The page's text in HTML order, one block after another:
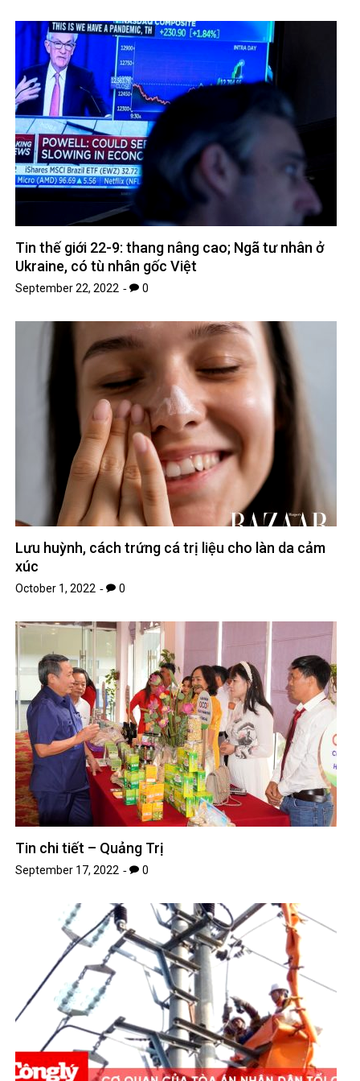
Tin thế giới 22-9: thang nâng cao; Ngã tư nhân ở
Ukraine, có tù nhân gốc Việt
September 22, 2022 0
Lưu huỳnh, cách trứng cá trị liệu cho làn da cảm
xúc
October 1, 2022 0
Tin chi tiết – Quảng Trị
September 17, 2022 0